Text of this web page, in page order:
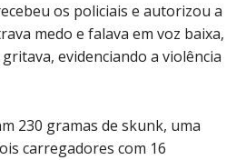
os policiais e autorizou a
medo e falava em voz baixa,
evidenciando a violência
230 gramas de skunk, uma
carregadores com 16